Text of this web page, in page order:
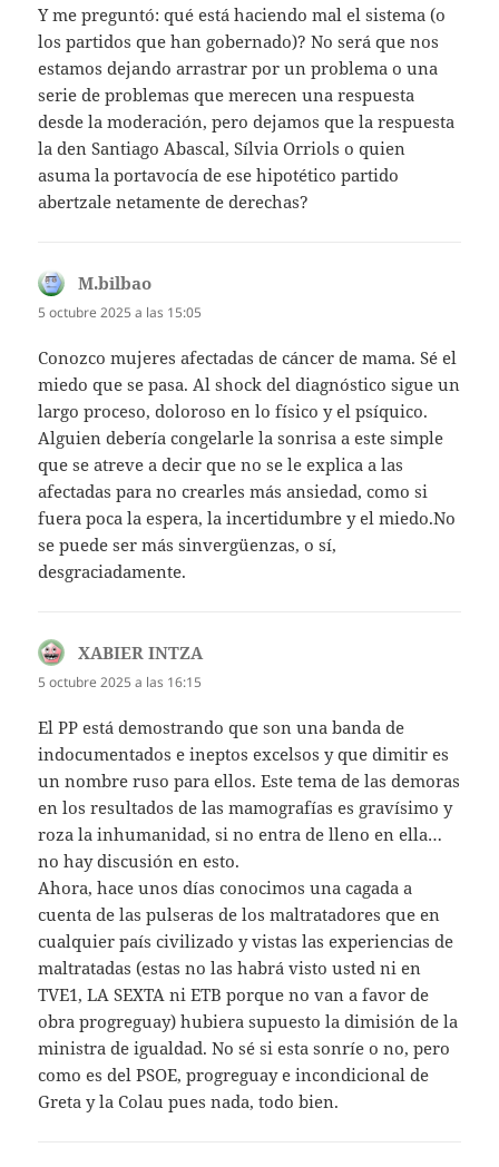
Y me preguntó: qué está haciendo mal el sistema (o
los partidos que han gobernado)? No será que nos
estamos dejando arrastrar por un problema o una
serie de problemas que merecen una respuesta
desde la moderación, pero dejamos que la respuesta
la den Santiago Abascal, Sílvia Orriols o quien
asuma la portavocía de ese hipotético partido
abertzale netamente de derechas?
M.bilbao
5 octubre 2025 a las 15:05
Conozco mujeres afectadas de cáncer de mama. Sé el
miedo que se pasa. Al shock del diagnóstico sigue un
largo proceso, doloroso en lo físico y el psíquico.
Alguien debería congelarle la sonrisa a este simple
que se atreve a decir que no se le explica a las
afectadas para no crearles más ansiedad, como si
fuera poca la espera, la incertidumbre y el miedo.No
se puede ser más sinvergüenzas, o sí,
desgraciadamente.
XABIER INTZAdice:
5 octubre 2025 a las 16:15
El PP está demostrando que son una banda de
indocumentados e ineptos excelsos y que dimitir es
un nombre ruso para ellos. Este tema de las demoras
en los resultados de las mamografías es gravísimo y
roza la inhumanidad, si no entra de lleno en ella…
no hay discusión en esto.
Ahora, hace unos días conocimos una cagada a
cuenta de las pulseras de los maltratadores que en
cualquier país civilizado y vistas las experiencias de
maltratadas (estas no las habrá visto usted ni en
TVE1, LA SEXTA ni ETB porque no van a favor de
obra progreguay) hubiera supuesto la dimisión de la
ministra de igualdad. No sé si esta sonríe o no, pero
como es del PSOE, progreguay e incondicional de
Greta y la Colau pues nada, todo bien.